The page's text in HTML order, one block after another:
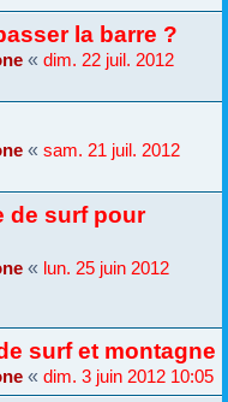
la barre ?
« dim. 22 juil. 2012
« sam. 21 juil. 2012
de surf pour
« lun. 25 juin 2012
surf et montagne
« dim. 3 juin 2012 10:05